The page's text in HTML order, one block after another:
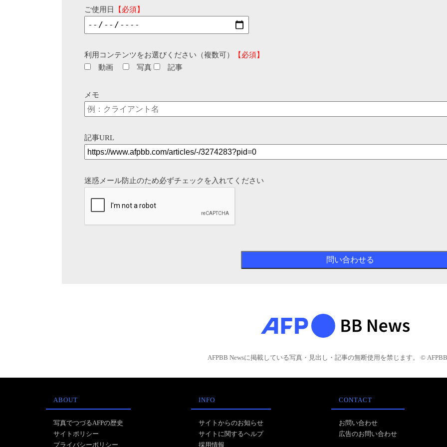
ご使用日 【必須】
利用コンテンツをお選びください（複数可）
【必須】
動画
写真 記事
メモ
記事URL
迷惑メール防止のため必ずチェックを入れてください
AFPBB Newsに掲載している写真・見出し・記事の無断使用を禁じます。 ©
ABOUT
写真でつづるAFPの歴史
サイトポリシー
プライバシーポリシー
INFO
サイトからのお知らせ
サイトに関するヘルプ
採用情報
CONTACT
お問い合わせ
広告のお問い合わせ